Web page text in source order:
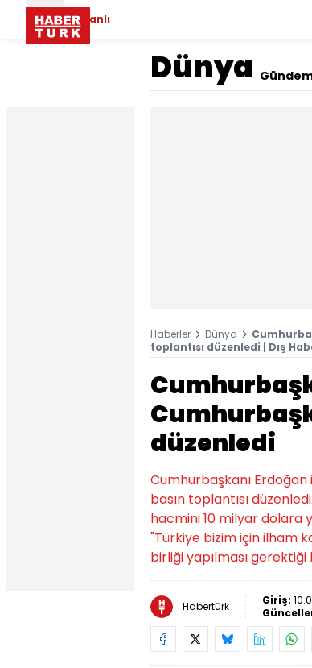
Canlı
Dünya
Haberler Dünya
toplantısı düzenledi | Dış
düzenledi
Cumhurbaşkanı
basın toplantısı
hacmini 10 milyar dolara
"Türkiye bizim için ilham
birliği yapılması
Habertürk Giriş: